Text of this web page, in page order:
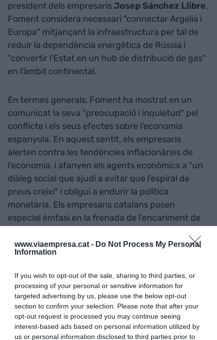
www.viaempresa.cat - Do Not Process My Personal
Information
If you wish to opt-out of the sale, sharing to third parties, or
processing of your personal or sensitive information for
targeted advertising by us, please use the below opt-out
section to confirm your selection. Please note that after your
opt-out request is processed you may continue seeing
interest-based ads based on personal information utilized by
us or personal information disclosed to third parties prior to
president dels empresarisJosep Sánchez Llibre,
Foment considera necessari "connectar Argelia i
Europa" mitjançant la infraestructura per tal de
reduir la dependència energètica de Rússia i
"convertir l'Estat en un hub de distribució de gas"
en l'àmbit continental.
En termes generals, Foment ha mostrat en un
comunicat la seva "preocupació i inquietud" pel
conflicte i els seus efectes sobre l'economia
espanyola. En aquest sentit, els empresaris
alerten contra les tendències inflacionàries de
l'economia, i afanyen els agents econòmics a "un
diàleg social que ajudi a evitar que l'espiral de
preus creixi" i obligui a endurir la política
monetària. Els empresaris catalans posen
especial èmfasi en la frenada de l'encariment de
energies renovables" amb els fons Next
Generation EU.
Quant a la reacció dels estats europeus al
conflicte a Ucraïna, la patronal veu "positiva" la
reacció de l'aliança atlàntica. Tot i que reconeix
que les sancions econòmiques sobre Rússia són